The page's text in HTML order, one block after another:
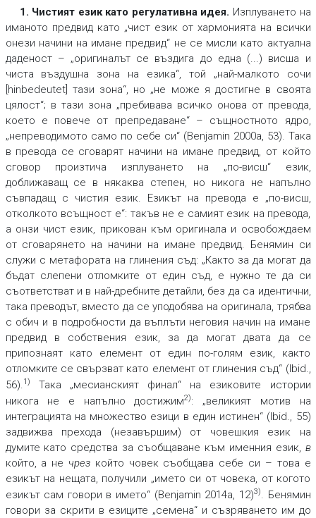
1. Чистият език като регулативна идея. Изплуването на
иманото предвид като „чист език от хармонията на всички
онези начини на имане предвид“ не се мисли като актуална
даденост – „оригиналът се въздига до една (...) висша и
чиста въздушна зона на езика“, той „най-малкото сочи
[hinbedeutet] тази зона“, но „не може я достигне в своята
цялост“; в тази зона „пребивава всичко онова от превода,
което е повече от препредаване“ – същностното ядро,
„непреводимото само по себе си“ (Benjamin 2000a, 53). Така
в превода се сговарят начини на имане предвид, от който
сговор произтича изплуването на „по-висш“ език,
доближаващ се в някаква степен, но никога не напълно
съвпадащ с чистия език. Езикът на превода е „по-висш,
отколкото всъщност е“: такъв не е самият език на превода,
а онзи чист език, прикован към оригинала и освобождаем
от сговарянето на начини на имане предвид. Бенямин си
служи с метафората на глинения съд: „Както за да могат да
бъдат слепени отломките от един съд, е нужно те да си
съответстват и в най-дребните детайли, без да са идентични,
така преводът, вместо да се уподобява на оригинала, трябва
с обич и в подробности да въплъти неговия начин на имане
предвид в собствения език, за да могат двата да се
припознаят като елемент от един по-голям език, както
отломките се свързват като елемент от глинения съд“ (Ibid.,
56).1)
Така „месианският финал“ на езиковите истории
никога не е напълно достижим2): „великият мотив на
интеграцията на множество езици в един истинен“ (Ibid., 55)
задвижва прехода (незавършим) от човешкия език на
думите като средства за съобщаване към именния език, в
който, а не чрезкойто човек съобщава себе си – това е
езикът на нещата, получили „името си от човека, от когото
езикът сам говори в името“ (Benjamin 2014a, 12)3). Бенямин
говори за скрити в езиците „семена“ и съзряването им до